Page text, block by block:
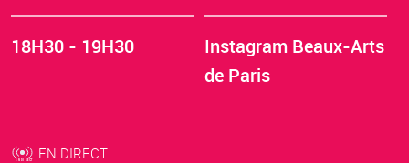
18H30 - 19H30
Instagram Beaux-Arts
de Paris
EN DIRECT